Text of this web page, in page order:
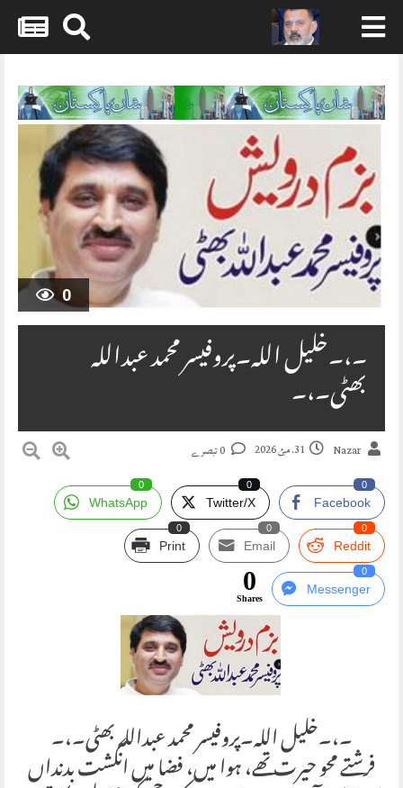
Skip
content
0
۔،۔خلیل اللہ۔پروفیسر محمد عبداللہ
بھٹی۔،۔
Nazar 31. مئ 2026
Facebook
0
Twitter/X
0
WhatsApp
0
Reddit
0
Email
0
Print
0
Messenger
0
0
Shares
۔،۔خلیل اللہ۔پروفیسر محمد عبداللہ بھٹی۔،۔
فرشتے محو حیرت تھے، ہوا میں، فضا میں انگشت بدنداں